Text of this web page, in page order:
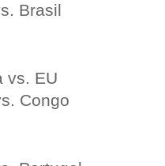
Brasil
vs. EU
Congo